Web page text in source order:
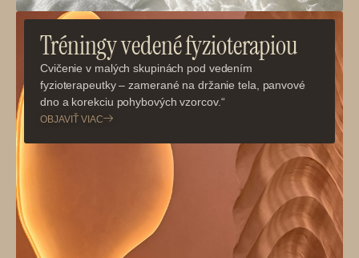
Tréningy vedené fyzioterapiou
Cvičenie v malých skupinách pod vedením
fyzioterapeutky – zamerané na držanie tela, panvové
dno a korekciu pohybových vzorcov.“
OBJAVIŤ VIAC